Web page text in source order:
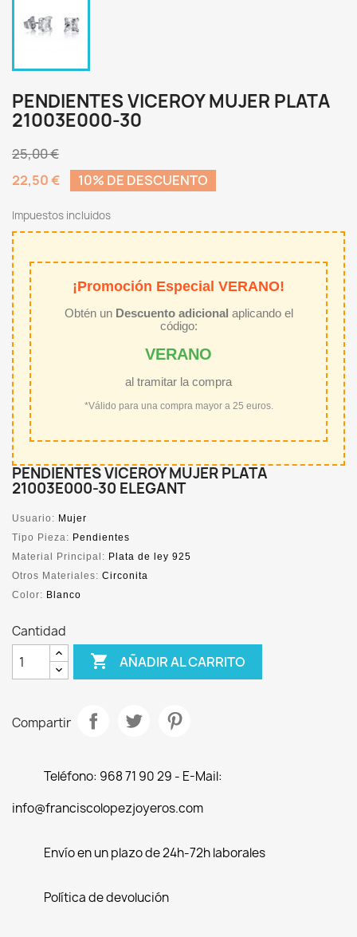
PENDIENTES VICEROY MUJER PLATA
21003E000-30
25,00 €
22,50 €
10% DE DESCUENTO
Impuestos incluidos
¡Promoción Especial VERANO!
Obtén un Descuento adicional aplicando el
código:
VERANO
al tramitar la compra
*Válido para una compra mayor a 25 euros.
PENDIENTES VICEROY MUJER PLATA
21003E000-30 ELEGANT
Usuario: Mujer
Tipo Pieza: Pendientes
Material Principal: Plata de ley 925
Otros Materiales: Circonita
Color: Blanco
Cantidad
 AÑADIR AL CARRITO
Compartir
Teléfono: 968 71 90 29 - E-Mail:
info@franciscolopezjoyeros.com
Envío en un plazo de 24h-72h laborales
Política de devolución